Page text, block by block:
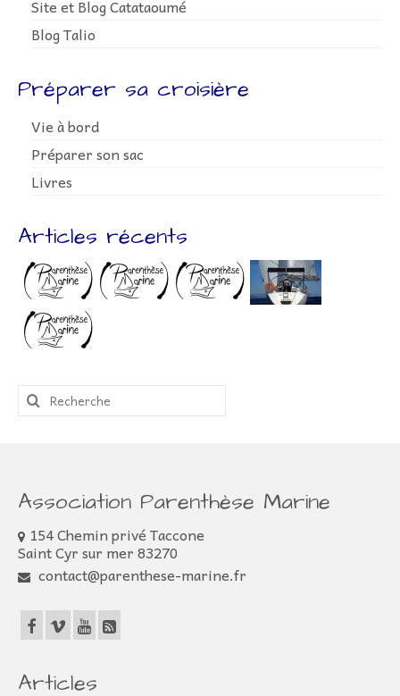
Site et Blog Catataoumé
Blog Talio
Préparer sa croisière
Vie à bord
Préparer son sac
Livres
Articles récents
Rechercher
:
Association Parenthèse Marine
154 Chemin privé Taccone
Saint Cyr sur mer 83270
contact@parenthese-marine.fr
Articles